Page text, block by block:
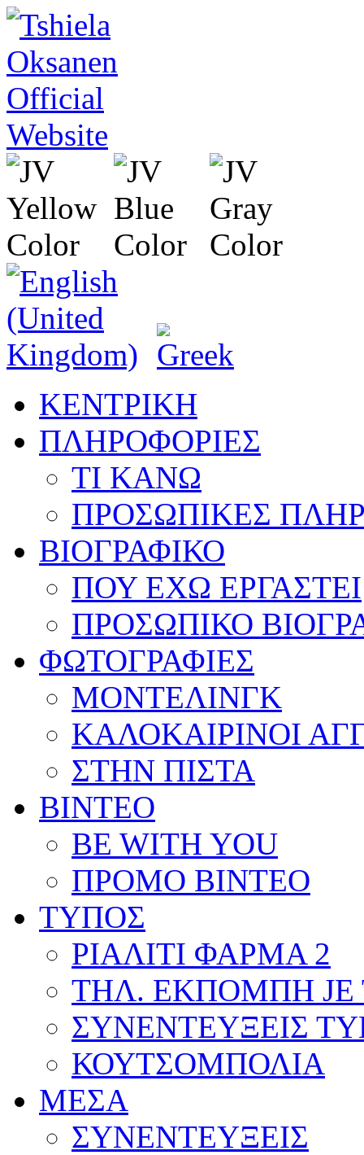
ΚΕΝΤΡΙΚΗ
ΠΛΗΡΟΦΟΡΙΕΣ
ΤΙ ΚΑΝΩ
ΠΡΟΣΩΠΙΚΕΣ
ΒΙΟΓΡΑΦΙΚΟ
ΠΟΥ ΕΧΩ ΕΡΓΑΣΤΕΙ
ΠΡΟΣΩΠΙΚΟ
ΦΩΤΟΓΡΑΦΙΕΣ
ΜΟΝΤΕΛΙΝΓΚ
ΚΑΛΟΚΑΙΡΙΝΟΙ
ΣΤΗΝ ΠΙΣΤΑ
ΒΙΝΤΕΟ
BE WITH YOU
ΠΡΟΜΟ ΒΙΝΤΕΟ
ΤΥΠΟΣ
ΡΙΑΛΙΤΙ ΦΑΡΜΑ 2
ΤΗΛ. ΕΚΠΟΜΠΗ JE
ΣΥΝΕΝΤΕΥΞΕΙΣ
ΚΟΥΤΣΟΜΠΟΛΙΑ
ΜΕΣΑ
ΣΥΝΕΝΤΕΥΞΕΙΣ